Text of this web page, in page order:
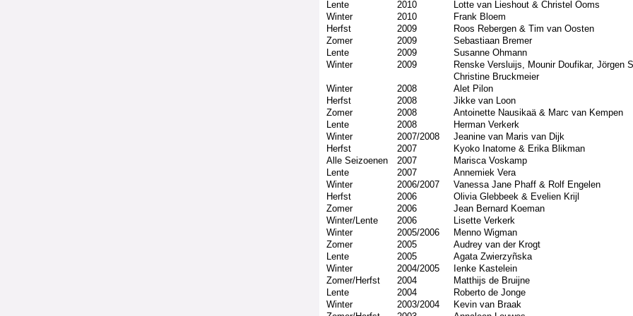
Lente
2010 Lotte van Lieshout & Christel Ooms
Winter
2010
Frank Bloem
Herfst
2009
Roos Rebergen & Tim van Oosten
Zomer
2009
Sebastiaan Bremer
Lente
2009
Susanne Ohmann
Winter
2009
Renske Versluijs, Mounir Doufikar, Jörgen
Christine Bruckmeier
Winter
2008
Alet Pilon
Herfst
2008
Jikke van Loon
Zomer
2008
Antoinette Nausikaä & Marc van Kempen
Lente
2008
Herman Verkerk
Winter
2007/2008
Jeanine van Maris van Dijk
Herfst
2007
Kyoko Inatome & Erika Blikman
Alle Seizoenen
2007
Marisca Voskamp
Lente
2007
Annemiek Vera
Winter
2006/2007 Vanessa Jane Phaff & Rolf Engelen
Herfst
2006
Olivia Glebbeek & Evelien Krijl
Zomer
2006
Jean Bernard Koeman
Winter/Lente
2006
Lisette Verkerk
Winter
2005/2006
Menno Wigman
Zomer
2005
Audrey van der Krogt
Lente
2005
Agata Zwierzyñska
Winter
2004/2005
Ienke Kastelein
Zomer/Herfst
2004
Matthijs de Bruijne
Lente
2004
Roberto de Jonge
Winter
2003/2004
Kevin van Braak